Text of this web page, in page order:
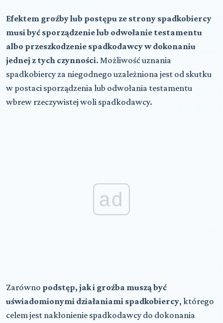
Efektem groźby lub postępu ze strony spadkobiercy
musi być sporządzenie lub odwołanie testamentu
albo przeszkodzenie spadkodawcy w dokonaniu
jednej z tych czynności. Możliwość uznania
spadkobiercy za niegodnego uzależniona jest od skutku
w postaci sporządzenia lub odwołania testamentu
wbrew rzeczywistej woli spadkodawcy.
ad
Zarówno podstęp, jak i groźba muszą być
uświadomionymi działaniami spadkobiercy, którego
celem jest nakłonienie spadkodawcy do dokonania